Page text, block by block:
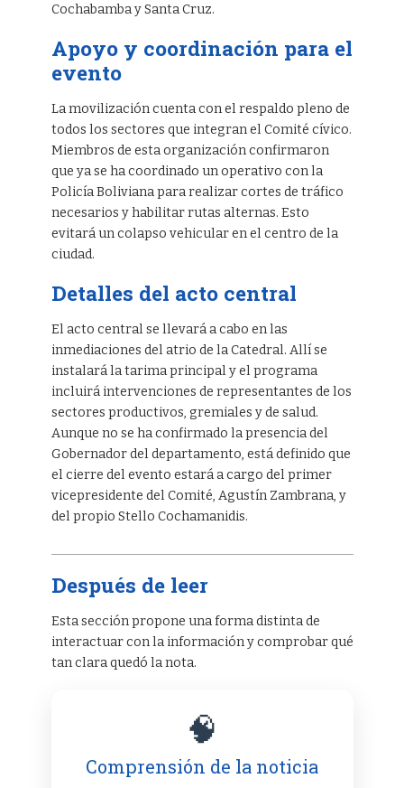
Cochabamba y Santa Cruz.
Apoyo y coordinación para el
evento
La movilización cuenta con el respaldo pleno de
todos los sectores que integran el Comité cívico.
Miembros de esta organización confirmaron
que ya se ha coordinado un operativo con la
Policía Boliviana para realizar cortes de tráfico
necesarios y habilitar rutas alternas. Esto
evitará un colapso vehicular en el centro de la
ciudad.
Detalles del acto central
El acto central se llevará a cabo en las
inmediaciones del atrio de la Catedral. Allí se
instalará la tarima principal y el programa
incluirá intervenciones de representantes de los
sectores productivos, gremiales y de salud.
Aunque no se ha confirmado la presencia del
Gobernador del departamento, está definido que
el cierre del evento estará a cargo del primer
vicepresidente del Comité, Agustín Zambrana, y
del propio Stello Cochamanidis.
Después de leer
Esta sección propone una forma distinta de
interactuar con la información y comprobar qué
tan clara quedó la nota.
🧠
Comprensión de la noticia